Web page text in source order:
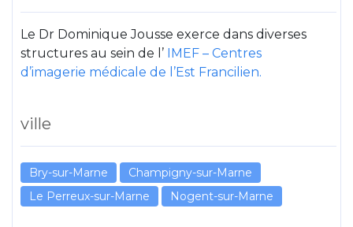
Le Dr Dominique Jousse exerce dans diverses
structures au sein de l’ IMEF – Centres
d’imagerie médicale de l’Est Francilien.
ville
Bry-sur-Marne
Champigny-sur-Marne
Le Perreux-sur-Marne
Nogent-sur-Marne